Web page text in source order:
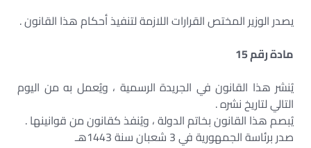
يصدر الوزير المختص القرارات اللازمة لتنفيذ أحكام هذا القانون .
مادة رقم 15
يُنشر هذا القانون في الجريدة الرسمية ، ويُعمل به من اليوم
التالي لتاريخ نشره .
يُبصم هذا القانون بخاتم الدولة ، ويُنفذ كقانون من قوانينها .
صدر برئاسة الجمهورية في 3 شعبان سنة 1443هـ